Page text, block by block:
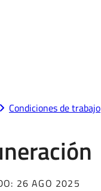
Condiciones de trabajo
26 AGO 2025